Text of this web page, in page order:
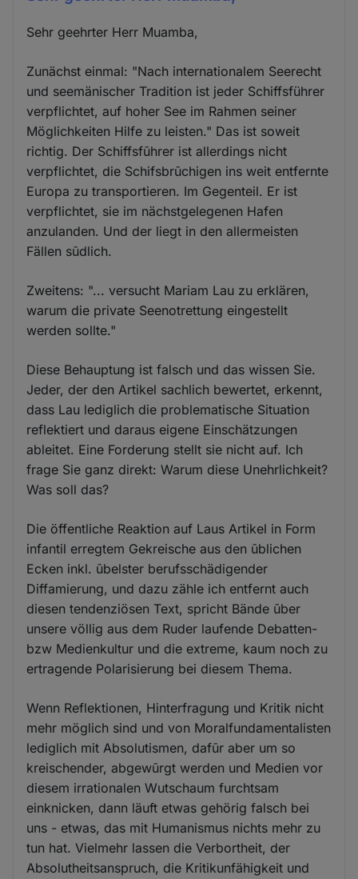
Sehr geehrter Herr Muamba,
Zunächst einmal: "Nach internationalem Seerecht
und seemänischer Tradition ist jeder Schiffsführer
verpflichtet, auf hoher See im Rahmen seiner
Möglichkeiten Hilfe zu leisten." Das ist soweit
richtig. Der Schiffsfūhrer ist allerdings nicht
verpflichtet, die Schifsbrūchigen ins weit entfernte
Europa zu transportieren. Im Gegenteil. Er ist
verpflichtet, sie im nächstgelegenen Hafen
anzulanden. Und der liegt in den allermeisten
Fällen sūdlich.
Zweitens: "... versucht Mariam Lau zu erklären,
warum die private Seenotrettung eingestellt
werden sollte."
Diese Behauptung ist falsch und das wissen Sie.
Jeder, der den Artikel sachlich bewertet, erkennt,
dass Lau lediglich die problematische Situation
reflektiert und daraus eigene Einschätzungen
ableitet. Eine Forderung stellt sie nicht auf. Ich
frage Sie ganz direkt: Warum diese Unehrlichkeit?
Was soll das?
Die öffentliche Reaktion auf Laus Artikel in Form
infantil erregtem Gekreische aus den ūblichen
Ecken inkl. ūbelster berufsschädigender
Diffamierung, und dazu zähle ich entfernt auch
diesen tendenziösen Text, spricht Bände ūber
unsere völlig aus dem Ruder laufende Debatten-
bzw Medienkultur und die extreme, kaum noch zu
ertragende Polarisierung bei diesem Thema.
Wenn Reflektionen, Hinterfragung und Kritik nicht
mehr möglich sind und von Moralfundamentalisten
lediglich mit Absolutismen, dafūr aber um so
kreischender, abgewūrgt werden und Medien vor
diesem irrationalen Wutschaum furchtsam
einknicken, dann läuft etwas gehörig falsch bei
uns - etwas, das mit Humanismus nichts mehr zu
tun hat. Vielmehr lassen die Verbortheit, der
Absolutheitsanspruch, die Kritikunfähigkeit und